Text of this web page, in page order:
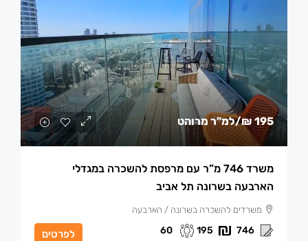
195 ₪ /למ"ר מרוהט
משרד 746 מ”ר עם מרפסת להשכרה במגדלי
הארבעה בשרונה תל אביב
משרדים להשכרה בשרונה / הארבעה
746
195
60 לפרטים